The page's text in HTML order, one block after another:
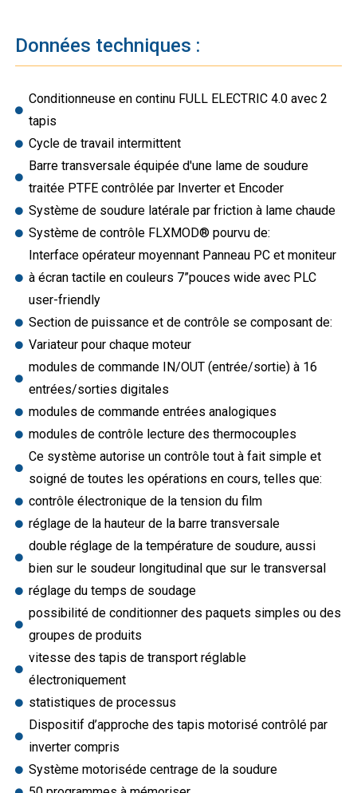
Données techniques :
Conditionneuse en continu FULL ELECTRIC 4.0 avec 2
tapis
Cycle de travail intermittent
Barre transversale équipée d'une lame de soudure
traitée PTFE contrôlée par Inverter et Encoder
Système de soudure latérale par friction à lame chaude
Système de contrôle FLXMOD® pourvu de:
Interface opérateur moyennant Panneau PC et moniteur
à écran tactile en couleurs 7”pouces wide avec PLC
user-friendly
Section de puissance et de contrôle se composant de:
Variateur pour chaque moteur
modules de commande IN/OUT (entrée/sortie) à 16
entrées/sorties digitales
modules de commande entrées analogiques
modules de contrôle lecture des thermocouples
Ce système autorise un contrôle tout à fait simple et
soigné de toutes les opérations en cours, telles que:
contrôle électronique de la tension du film
réglage de la hauteur de la barre transversale
double réglage de la température de soudure, aussi
bien sur le soudeur longitudinal que sur le transversal
réglage du temps de soudage
possibilité de conditionner des paquets simples ou des
groupes de produits
vitesse des tapis de transport réglable
électroniquement
statistiques de processus
Dispositif d’approche des tapis motorisé contrôlé par
inverter compris
Système motoriséde centrage de la soudure